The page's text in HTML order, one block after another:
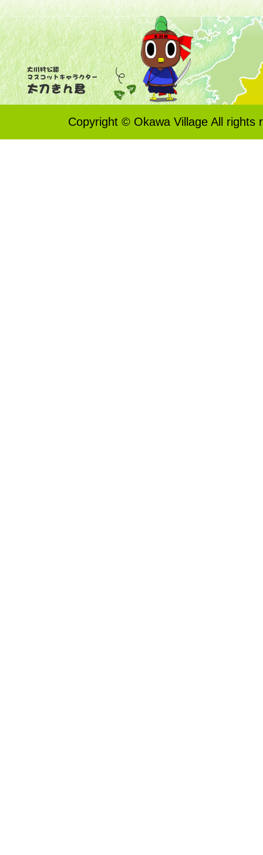
Copyright © Okawa Village All rights